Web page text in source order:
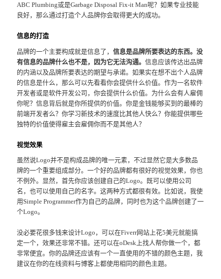
ABC Plumbing或是Garbage Disposal Fix-it Man呢？如果专业技能
良好，那么通过打造个人品牌你会取得更大的成功。
信息的打造
品牌的一个主要构成就是信息了，信息是品牌所要表达的东西。没
有信息的品牌什么也不是，因为它无法沟通。信息应该传达出品牌
的内涵以及品牌所要表达的期望与承诺。如果实在想不出个人品牌
的信息是什么，那么可以先看看你会提供什么价值。作为一名软件
开发者或是软件开发公司，你会提供什么价值。为什么会有人雇佣
你呢？信息背后就是你所提供的价值。你是金钱能够买到的最棒的
前端开发者么？你学习新技术的速度比其他人快么？你能提供哪些
独特的价值使得雇主会雇佣你而不是其他人？
视觉效果
虽然说Logo并不是构成品牌的唯一元素，不过显然它是大多数品
牌的一个重要组成部分。一个好的品牌都有很好的视觉效果，你也
不例外。显然，首先你应该创建自己的Logo。既可以使用公司
名，也可以使用自己的名字。这两种方式都很有效。比如说，我使
用Simple Programmer作为自己的品牌，同时也为这个品牌创建了一
个Logo。
没必要花很多钱来设计Logo，可以在Fiverr网站上花5美元就能搞
定一个，效果还非常不错。还可以在oDesk上找人帮你做一个，都
非常便宜。你的品牌还应该有一个一直使用的不错的颜色主题，我
建议在你的在线资料与博客上都使用相同的颜色主题。